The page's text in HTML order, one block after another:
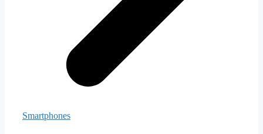
Smartphones